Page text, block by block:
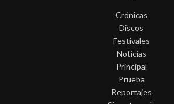
Crónicas
Discos
Festivales
Noticias
Principal
Prueba
Reportajes